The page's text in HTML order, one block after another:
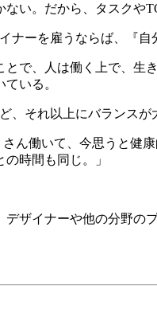
ない。だから、タスクや
ナーを雇うならば、『
とで、人は働く上で、生
いる。
、それ以上にバランス
ん働いて、今思うと健
時間も同じ。」
デザイナーや他の分野